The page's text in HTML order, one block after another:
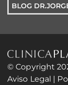
BLOG
© Copyright
Aviso Legal |